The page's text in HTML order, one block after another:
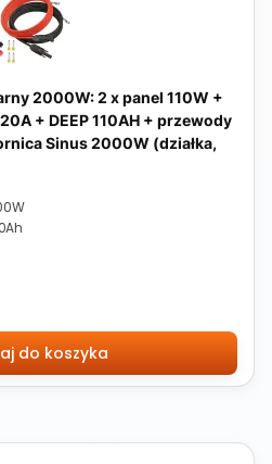
2000W: 2 x panel 110W +
+ DEEP 110AH + przewody
Sinus 2000W (działka,
do koszyka